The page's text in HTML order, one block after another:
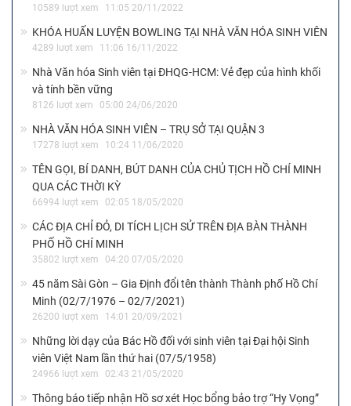
10589 lượt xem 11:05 20/11/2022
KHÓA HUẤN LUYỆN BOWLING TẠI NHÀ VĂN HÓA SINH VIÊN
4289 lượt xem 11:06 16/11/2022
Nhà Văn hóa Sinh viên tại ĐHQG-HCM: Vẻ đẹp của hình khối
và tính bền vững
8126 lượt xem 05:00 24/06/2020
NHÀ VĂN HÓA SINH VIÊN – TRỤ SỞ TẠI QUẬN 3
17278 lượt xem 10:24 11/06/2020
TÊN GỌI, BÍ DANH, BÚT DANH CỦA CHỦ TỊCH HỒ CHÍ MINH
QUA CÁC THỜI KỲ
66994 lượt xem 02:05 18/05/2020
CÁC ĐỊA CHỈ ĐỎ, DI TÍCH LỊCH SỬ TRÊN ĐỊA BÀN THÀNH
PHỐ HỒ CHÍ MINH
35802 lượt xem 04:20 07/05/2020
45 năm Sài Gòn – Gia Định đổi tên thành Thành phố Hồ Chí
Minh (02/7/1976 – 02/7/2021)
26200 lượt xem 14:01 20/09/2021
Những lời dạy của Bác Hồ đối với sinh viên tại Đại hội Sinh
viên Việt Nam lần thứ hai (07/5/1958)
24966 lượt xem 02:43 21/05/2020
Thông báo tiếp nhận Hồ sơ xét Học bổng bảo trợ “Hy Vọng”